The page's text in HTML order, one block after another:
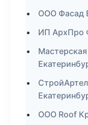
ООО Фасад
ИП АрхПро
ООО Roof